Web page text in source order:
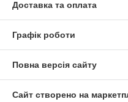
Доставка та оплата
Графік роботи
Повна версія сайту
Сайт створено на